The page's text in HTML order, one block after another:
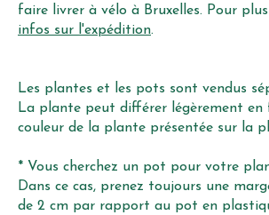
faire livrer à vélo à Bruxelles. Pour
infos sur l'expédition.
Les plantes et les pots sont vendus
La plante peut différer légèrement en
couleur de la plante présentée sur la
* Vous cherchez un pot pour votre
Dans ce cas, prenez toujours une
de 2 cm par rapport au pot en